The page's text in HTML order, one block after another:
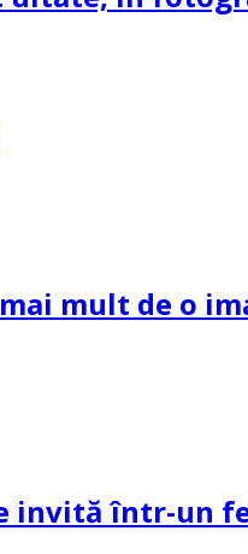
mai mult de o
invită într-un